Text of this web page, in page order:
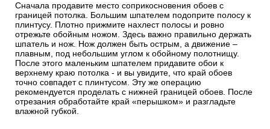
Сначала продавите место соприкосновения обоев с
границей потолка. Большим шпателем подоприте полосу к
плинтусу. Плотно прижмите нахлест полосы и ровно
отрежьте обойным ножом. Здесь важно правильно держать
шпатель и нож. Нож должен быть острым, а движение –
плавным, под небольшим углом к обойному полотнищу.
После этого маленьким шпателем придавите обои к
верхнему краю потолка - и вы увидите, что край обоев
точно совпадет с плинтусом. Эту же операцию
рекомендуется проделать с нижней границей обоев. После
отрезания обработайте край «перышком» и разгладьте
влажной губкой.